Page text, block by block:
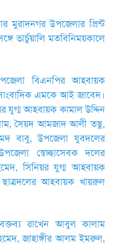
মুরাদনগর উপজেলার প্রিন্ট
ভার্চুয়ালি মতবিনিময়কালে
বিএনপির আহবায়ক
এমকে আই জাবেদ।
যুগ্ম আহবায়ক কামাল উদ্দিন
সৈয়দ আমজাদ আলী তছু,
বাবু, উপজেলা যুবদলের
স্বেচ্ছাসেবক দলের
সিনিয়র যুগ্ম আহবায়ক
আহবায়ক খায়রুল
রাখেন আবুল কালাম
জাহাঙ্গীর আলম ইমরুল,